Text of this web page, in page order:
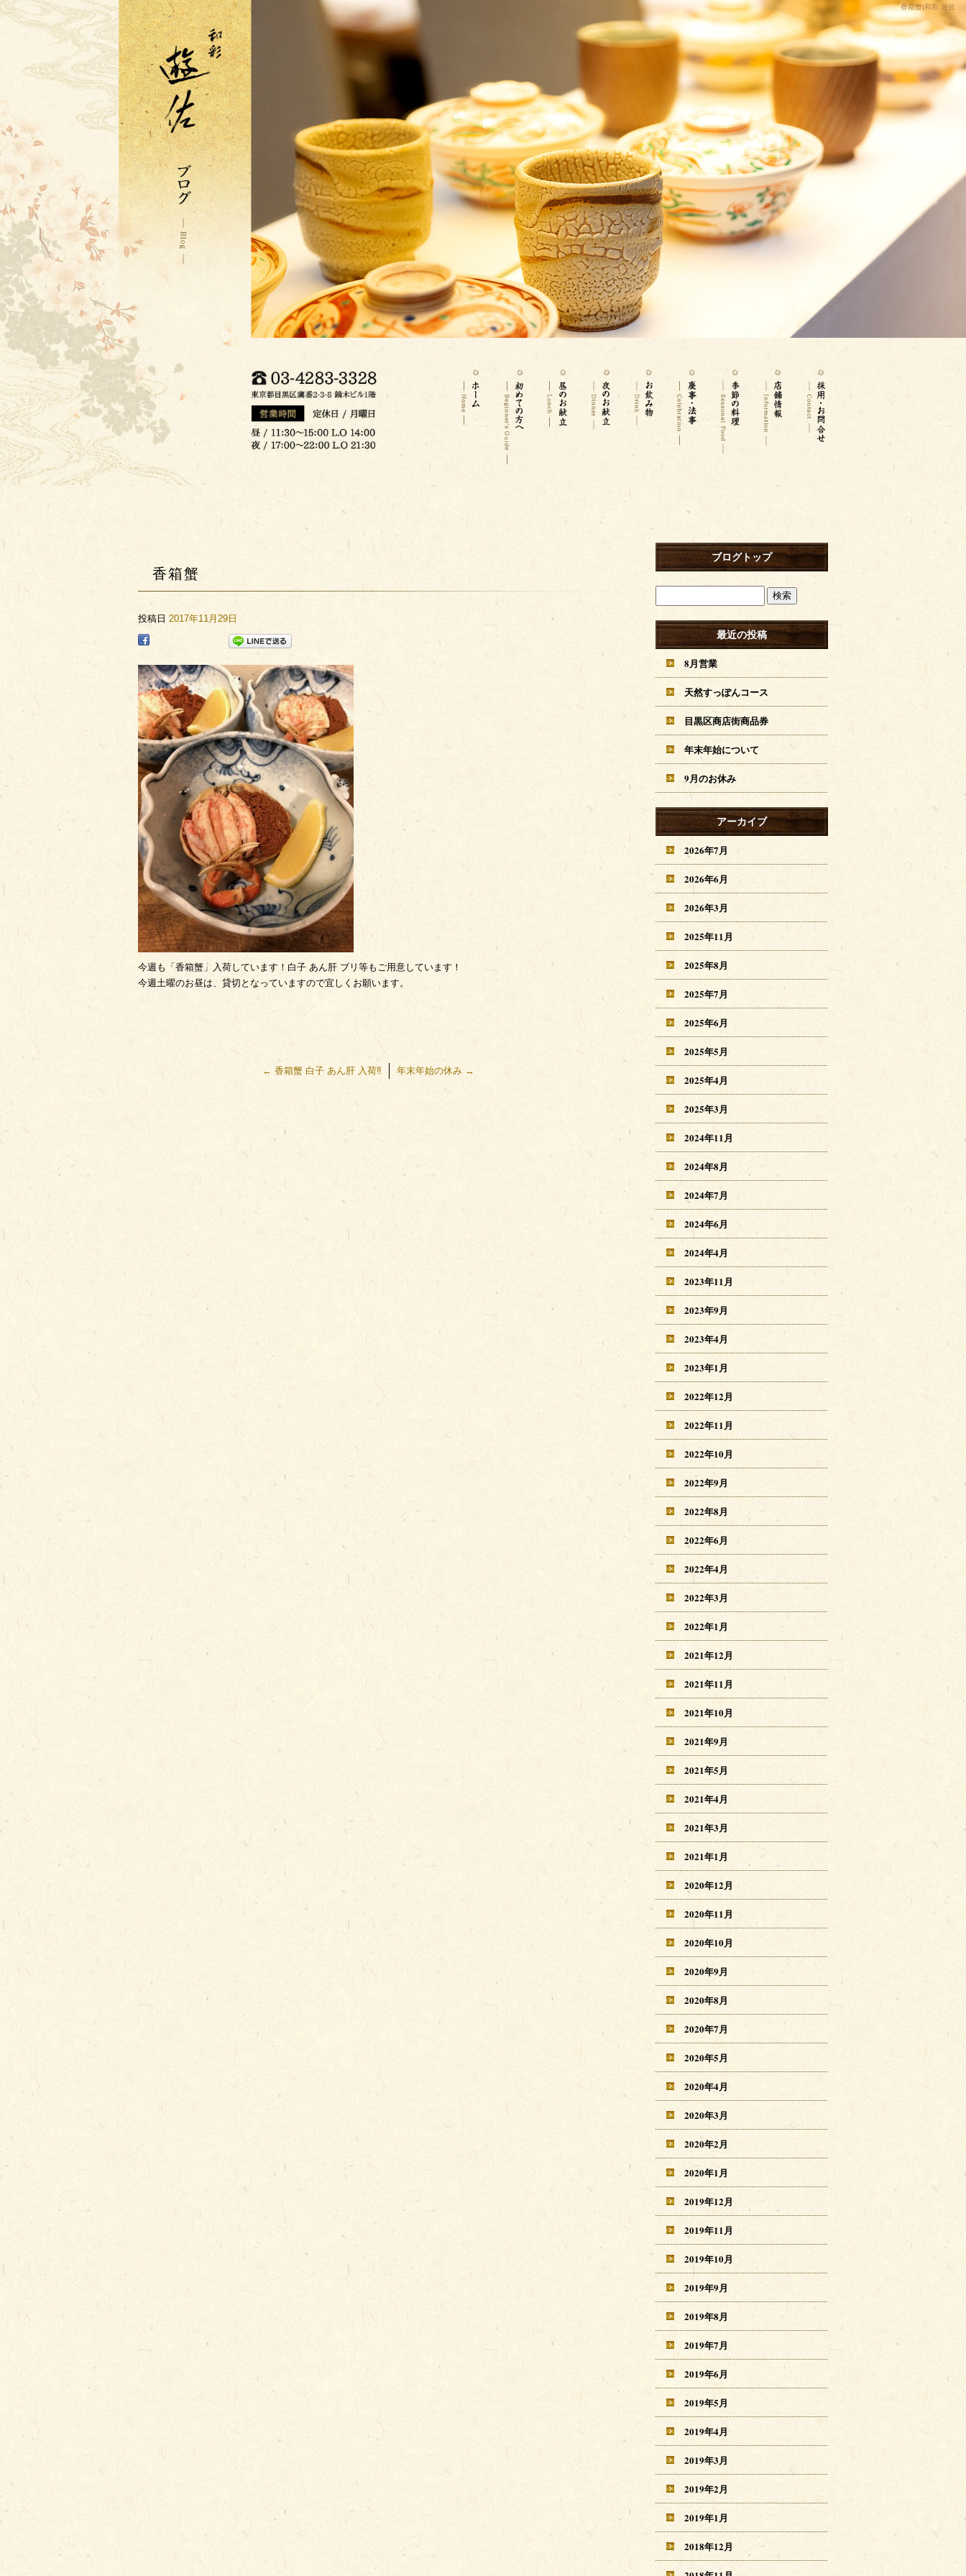
香箱蟹|和彩 遊佐
香箱蟹
投稿日 2017年11月29日
今週も「香箱蟹」入荷しています！白子 あん肝 ブリ等もご用意しています！
今週土曜のお昼は、貸切となっていますので宜しくお願います。
← 香箱蟹 白子 あん肝 入荷‼️ 年末年始の休み →
ブログトップ
最近の投稿
8月営業
天然すっぽんコース
目黒区商店街商品券
年末年始について
9月のお休み
アーカイブ
2026年7月
2026年6月
2026年3月
2025年11月
2025年8月
2025年7月
2025年6月
2025年5月
2025年4月
2025年3月
2024年11月
2024年8月
2024年7月
2024年6月
2024年4月
2023年11月
2023年9月
2023年4月
2023年1月
2022年12月
2022年11月
2022年10月
2022年9月
2022年8月
2022年6月
2022年4月
2022年3月
2022年1月
2021年12月
2021年11月
2021年10月
2021年9月
2021年5月
2021年4月
2021年3月
2021年1月
2020年12月
2020年11月
2020年10月
2020年9月
2020年8月
2020年7月
2020年5月
2020年4月
2020年3月
2020年2月
2020年1月
2019年12月
2019年11月
2019年10月
2019年9月
2019年8月
2019年7月
2019年6月
2019年5月
2019年4月
2019年3月
2019年2月
2019年1月
2018年12月